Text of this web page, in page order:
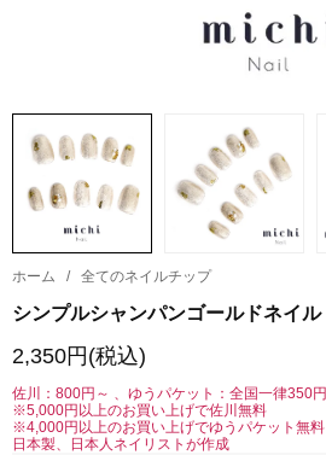
ホーム / 全てのネイルチップ
シンプルシャンパンゴールドネイル
2,350円(税込)
佐川：800円～ 、ゆうパケット：全国一律350円
※5,000円以上のお買い上げで佐川無料
※4,000円以上のお買い上げでゆうパケット無料
日本製、日本人ネイリストが作成